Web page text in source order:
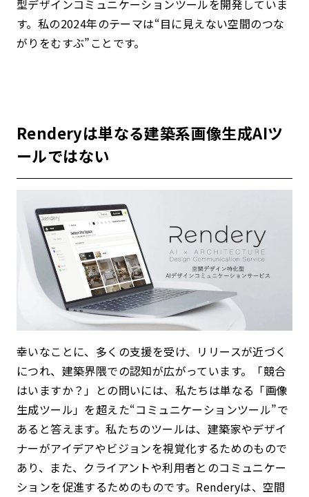
型デザインコミュニケーションツールを開発していま
す。 私の2024年のテーマは“目に見えない空間のつな
がりをむすぶ”ことです。
Renderyは単なる建築系画像生成AIツ
ールではない
幸いなことに、多くの支援を受け、リリースが近づく
につれ、建築界隈での認知が広がっています。「競合
はいますか？」との問いには、私たちは単なる「画像
生成ツール」を超えた“コミュニケーションツール”で
あると答えます。私たちのツールは、建築家やデザイ
ナーがアイデアやビジョンを視覚化するためのもので
あり、また、クライアントや利用者とのコミュニケー
ションを促進するためのものです。Renderyは、空間